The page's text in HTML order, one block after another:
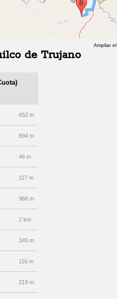
Ampliar el
de Trujano
652 m
894 m
46 m
117 m
968 m
2 km
345 m
116 m
219 m